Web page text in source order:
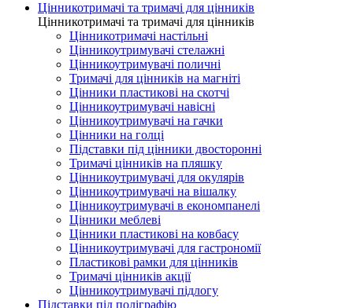
Цінникотримачі та тримачі для цінників
Цінникотримачі та тримачі для цінників
Цінникотримачі настільні
Цінникоутримувачі стелажні
Цінникоутримувачі поличні
Тримачі для цінників на магніті
Цінники пластикові на скотчі
Цінникоутримувачі навісні
Цінникоутримувачі на гачки
Цінники на голці
Підставки під цінники двосторонні
Тримачі цінників на пляшку
Цінникоутримувачі для окулярів
Цінникоутримувачі на вішалку
Цінникоутримувачі в економпанелі
Цінники меблеві
Цінники пластикові на ковбасу
Цінникоутримувачі для гастрономії
Пластикові рамки для цінників
Тримачі цінників акції
Цінникоутримувачі підлогу
Підставки під поліграфію